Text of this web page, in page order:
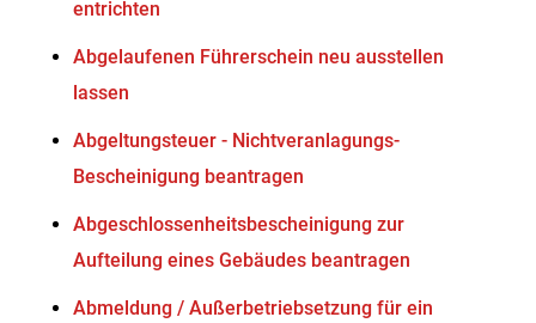
entrichten
Abgelaufenen Führerschein neu ausstellen
lassen
Abgeltungsteuer - Nichtveranlagungs-
Bescheinigung beantragen
Abgeschlossenheitsbescheinigung zur
Aufteilung eines Gebäudes beantragen
Abmeldung / Außerbetriebsetzung für ein